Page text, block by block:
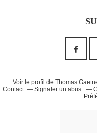
90'S
Rap
Daft
Voir le profil de Thomas
Contact
Signaler un abus